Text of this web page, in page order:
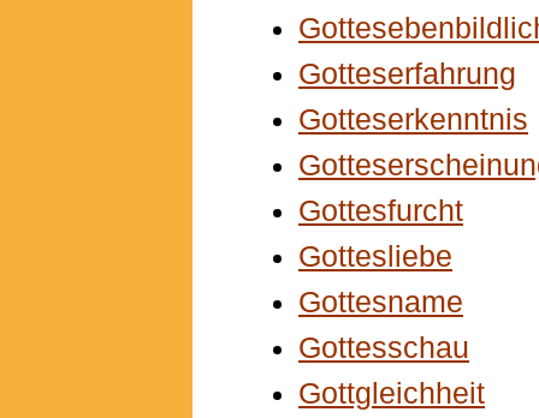
Gotteserfahrung
Gotteserkenntnis
Gottesfurcht
Gottesliebe
Gottesname
Gottesschau
Gottgleichheit